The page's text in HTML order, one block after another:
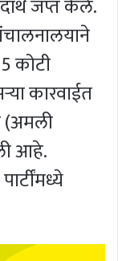
जप्त केले.
कोटी
कारवाईत
(अमली
आहे.